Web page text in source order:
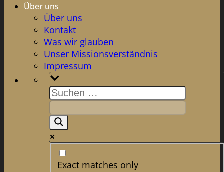
Über uns
Über uns
Kontakt
Was wir glauben
Unser Missionsverständnis
Impressum
Exact matches only